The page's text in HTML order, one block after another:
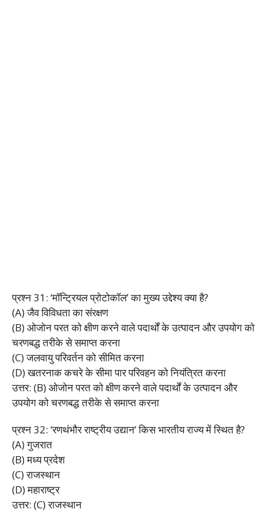
प्रश्न 31: ‘मॉन्ट्रियल प्रोटोकॉल’ का मुख्य उद्देश्य क्या है?
(A) जैव विविधता का संरक्षण
(B) ओजोन परत को क्षीण करने वाले पदार्थों के उत्पादन और उपयोग को
चरणबद्ध तरीके से समाप्त करना
(C) जलवायु परिवर्तन को सीमित करना
(D) खतरनाक कचरे के सीमा पार परिवहन को नियंत्रित करना
उत्तर: (B) ओजोन परत को क्षीण करने वाले पदार्थों के उत्पादन और
उपयोग को चरणबद्ध तरीके से समाप्त करना
प्रश्न 32: ‘रणथंभौर राष्ट्रीय उद्यान’ किस भारतीय राज्य में स्थित है?
(A) गुजरात
(B) मध्य प्रदेश
(C) राजस्थान
(D) महाराष्ट्र
उत्तर: (C) राजस्थान